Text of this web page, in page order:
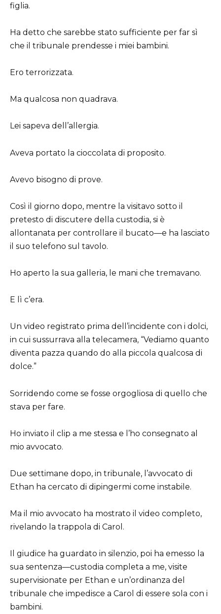
figlia.
Ha detto che sarebbe stato sufficiente per far sì
che il tribunale prendesse i miei bambini.
Ero terrorizzata.
Ma qualcosa non quadrava.
Lei sapeva dell’allergia.
Aveva portato la cioccolata di proposito.
Avevo bisogno di prove.
Così il giorno dopo, mentre la visitavo sotto il
pretesto di discutere della custodia, si è
allontanata per controllare il bucato—e ha lasciato
il suo telefono sul tavolo.
Ho aperto la sua galleria, le mani che tremavano.
E lì c’era.
Un video registrato prima dell’incidente con i dolci,
in cui sussurrava alla telecamera, “Vediamo quanto
diventa pazza quando do alla piccola qualcosa di
dolce.”
Sorridendo come se fosse orgogliosa di quello che
stava per fare.
Ho inviato il clip a me stessa e l’ho consegnato al
mio avvocato.
Due settimane dopo, in tribunale, l’avvocato di
Ethan ha cercato di dipingermi come instabile.
Ma il mio avvocato ha mostrato il video completo,
rivelando la trappola di Carol.
Il giudice ha guardato in silenzio, poi ha emesso la
sua sentenza—custodia completa a me, visite
supervisionate per Ethan e un’ordinanza del
tribunale che impedisce a Carol di essere sola con i
bambini.